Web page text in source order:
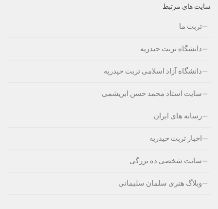
سایت های مرتبط
تربت ما
دانشگاه تربت حیدریه
دانشگاه آزاد اسلامی تربت حیدریه
سایت استاد محمد حسن ابریشمی
رسانه های ایران
اخبار تربت حیدریه
سایت شخصی ده بزرگی
وبلاگ هنری سلمان سلیمانی